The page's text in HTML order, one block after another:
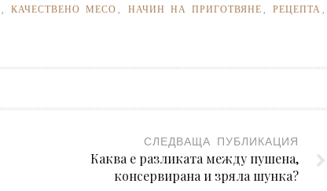
КАЧЕСТВЕНО МЕСО НАЧИН НА ПРИГОТВЯНЕ ,РЕЦЕПТА
СЛЕДВАЩА ПУБЛИКАЦИЯ
Каква е разликата между пушена,
консервирана и зряла шунка?